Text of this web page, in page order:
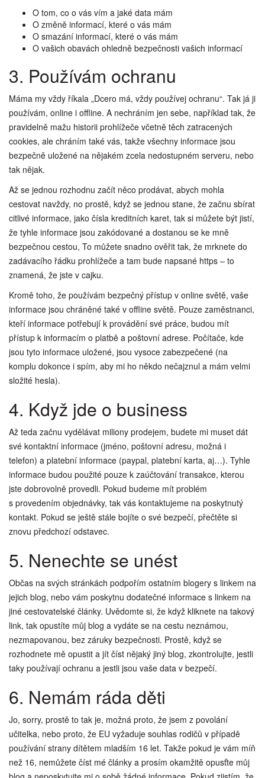
O tom, co o vás vím a jaké data mám
O změně informací, které o vás mám
O smazání informací, které o vás mám
O vašich obavách ohledně bezpečnosti vašich informací
3. Používám ochranu
Máma my vždy říkala „Dcero má, vždy používej ochranu“. Tak já ji
používám, online i offline. A nechráním jen sebe, například tak, že
pravidelně mažu historii prohlížeče včetně těch zatracených
cookies, ale chráním také vás, takže všechny informace jsou
bezpečně uložené na nějakém zcela nedostupném serveru, nebo
tak nějak.
Až se jednou rozhodnu začít něco prodávat, abych mohla
cestovat navždy, no prostě, když se jednou stane, že začnu sbírat
citlivé informace, jako čísla kreditních karet, tak si můžete být jistí,
že tyhle informace jsou zakódované a dostanou se ke mně
bezpečnou cestou, To můžete snadno ověřit tak, že mrknete do
zadávacího řádku prohlížeče a tam bude napsané https – to
znamená, že jste v cajku.
Kromě toho, že používám bezpečný přístup v online světě, vaše
informace jsou chráněné také v offline světě. Pouze zaměstnanci,
kteří informace potřebují k provádění své práce, budou mít
přístup k informacím o platbě a poštovní adrese. Počítače, kde
jsou tyto informace uložené, jsou vysoce zabezpečené (na
komplu dokonce i spím, aby mi ho někdo nečajznul a mám velmi
složité hesla).
4. Když jde o business
Až teda začnu vydělávat miliony prodejem, budete mi muset dát
své kontaktní informace (jméno, poštovní adresu, možná i
telefon) a platební informace (paypal, platební karta, aj…). Tyhle
informace budou použité pouze k zaúčtování transakce, kterou
jste dobrovolně provedli. Pokud budeme mít problém
s provedením objednávky, tak vás kontaktujeme na poskytnutý
kontakt. Pokud se ještě stále bojíte o své bezpečí, přečtěte si
znovu předchozí odstavec.
5. Nenechte se unést
Občas na svých stránkách podpořím ostatním blogery s linkem na
jejich blog, nebo vám poskytnu dodatečné informace s linkem na
jiné cestovatelské články. Uvědomte si, že když kliknete na takový
link, tak opustíte můj blog a vydáte se na cestu neznámou,
nezmapovanou, bez záruky bezpečnosti. Prostě, když se
rozhodnete mě opustit a jít číst nějaký jiný blog, zkontrolujte, jestli
taky používají ochranu a jestli jsou vaše data v bezpečí.
6. Nemám ráda děti
Jo, sorry, prostě to tak je, možná proto, že jsem z povolání
učitelka, nebo proto, že EU vyžaduje souhlas rodičů v případě
používání strany dítětem mladším 16 let. Takže pokud je vám míň
než 16, nemůžete číst mé články a prosím okamžitě opusťte můj